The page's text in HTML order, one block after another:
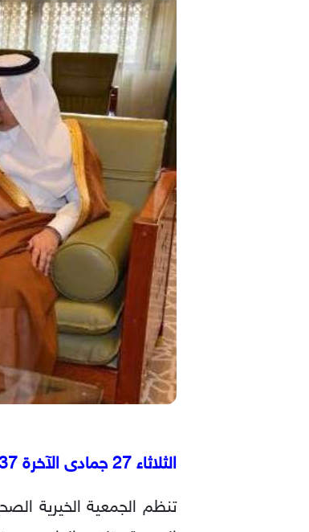
الثلاثاء 27 جمادى الآخرة 1437هـ 5 آبريل 2016م
تنظم الجمعية الخيرية